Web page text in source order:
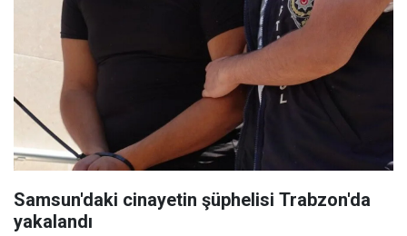
Samsun'daki cinayetin şüphelisi Trabzon'da
yakalandı